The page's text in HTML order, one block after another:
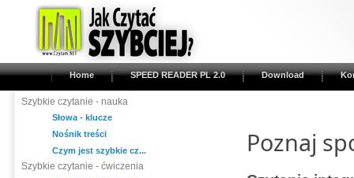
Home SPEED READER PL 2.0 Download
Szybkie czytanie - nauka
Słowa - klucze
Nośnik treści
Czym jest szybkie cz...
Szybkie czytanie - ćwiczenia
Poznaj